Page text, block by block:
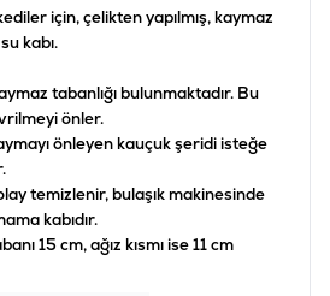
için, çelikten yapılmış, kaymaz
kabı.
tabanlığı bulunmaktadır. Bu
önler.
önleyen kauçuk şeridi isteğe
temizlenir, bulaşık makinesinde
kabıdır.
15 cm, ağız kısmı ise 11 cm